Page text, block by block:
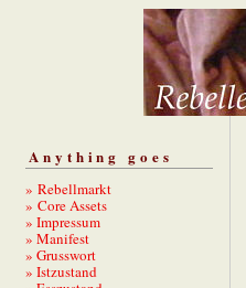
Anything goes
» Rebellmarkt
» Core Assets
» Impressum
» Manifest
» Grusswort
» Istzustand